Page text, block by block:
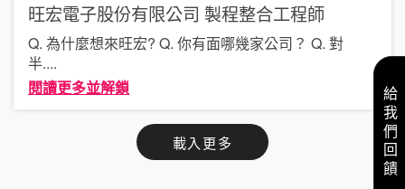
旺宏電子股份有限公司 製程整合工程師
Q. 為什麼想來旺宏? Q. 你有面哪幾家公司？ Q. 對
半....
閱讀更多並解鎖
載入更多 給我們回饋